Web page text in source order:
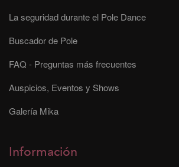
La seguridad durante el Pole Dance
Buscador de Pole
FAQ - Preguntas más frecuentes
Auspicios, Eventos y Shows
Galería Mika
Información